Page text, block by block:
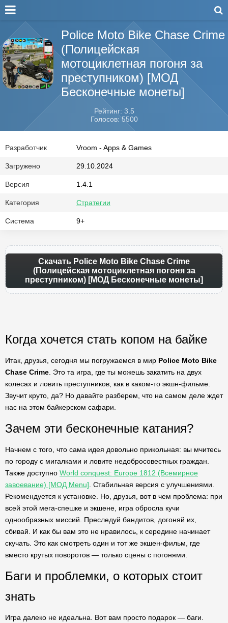
Police Moto Bike Chase Crime
(Полицейская
мотоциклетная погоня за
преступником) [МОД
Бесконечные монеты]
Рейтинг: 3.5
Голосов: 5500
Разработчик Vroom - Apps & Games
Загружено 29.10.2024
Версия 1.4.1
Категория Стратегии
Система 9+
Скачать Police Moto Bike Chase Crime
(Полицейская мотоциклетная погоня за
преступником) [МОД Бесконечные монеты]
Когда хочется стать копом на байке
Итак, друзья, сегодня мы погружаемся в мир Police Moto Bike
Chase Crime . Это та игра, где ты можешь закатить на двух
колесах и ловить преступников, как в каком-то экшн-фильме.
Звучит круто, да? Но давайте разберем, что на самом деле ждет
нас на этом байкерском сафари.
Зачем эти бесконечные катания?
Начнем с того, что сама идея довольно прикольная: вы мчитесь
по городу с мигалками и ловите недобросовестных граждан.
Также доступно World conquest: Europe 1812 (Всемирное
завоевание) [МОД Menu] . Стабильная версия с улучшениями.
Рекомендуется к установке. Но, друзья, вот в чем проблема: при
всей этой мега-спешке и экшене, игра обросла кучи
однообразных миссий. Преследуй бандитов, догоняй их,
сбивай. И как бы вам это не нравилось, к середине начинает
скучать. Это как смотреть один и тот же экшен-фильм, где
вместо крутых поворотов — только сцены с погонями.
Баги и проблемки, о которых стоит
знать
Игра далеко не идеальна. Вот вам просто подарок — баги.